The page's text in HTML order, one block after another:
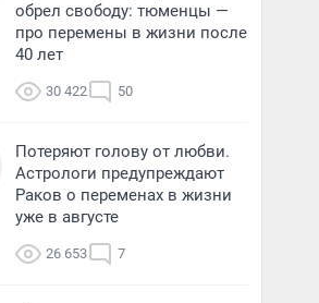
обрел свободу: тюменцы —
про перемены в жизни после
40 лет
30 422 50
Потеряют голову от любви.
Астрологи предупреждают
Раков о переменах в жизни
уже в августе
26 653 7